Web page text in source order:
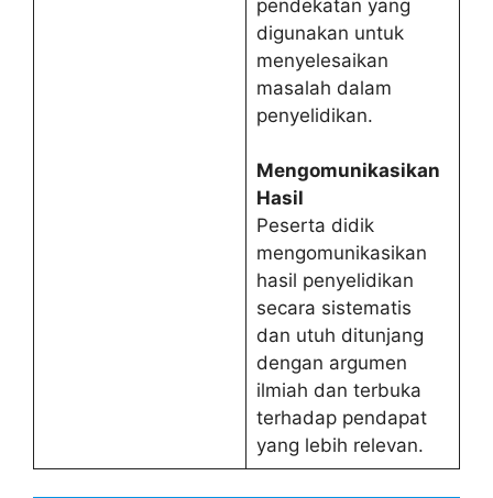
pendekatan yang
digunakan untuk
menyelesaikan
masalah dalam
penyelidikan.
Mengomunikasikan
Hasil
Peserta didik
mengomunikasikan
hasil penyelidikan
secara sistematis
dan utuh ditunjang
dengan argumen
ilmiah dan terbuka
terhadap pendapat
yang lebih relevan.